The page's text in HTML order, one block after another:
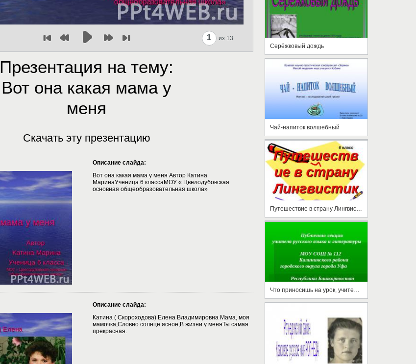
1 из 13
Презентация на тему:
Вот она какая мама у
меня
Скачать эту презентацию
Описание слайда:
Вот она какая мама у меня Автор Катина
МаринаУченица 6 классаМОУ « Цвелодубовская
основная общеобразовательная школа»
Описание слайда:
Катина ( Скороходова) Елена Владимировна Мама, моя
мамочка,Словно солнце ясное,В жизни у меняТы самая
прекрасная.
Серёжковый дождь
Чай-напиток волшебный
Путешествие в страну Лингвистику
Что приносишь на урок, учитель?!